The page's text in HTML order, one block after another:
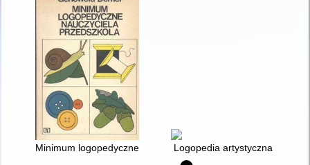
Minimum logopedyczne nauczyciela przedszkola
Logopedia artystyczna